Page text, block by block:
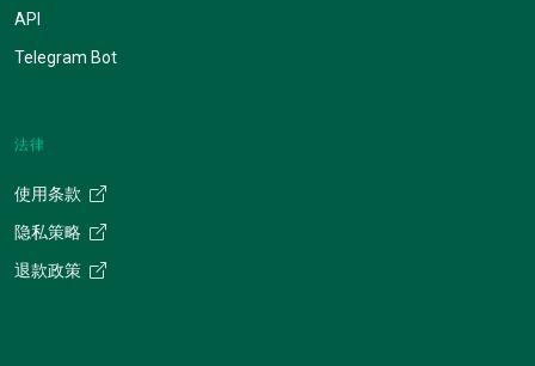
API
Telegram Bot
法律
使用条款
隐私策略
退款政策